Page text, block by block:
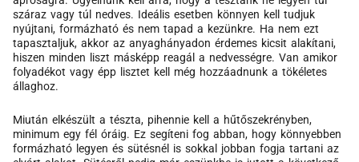
száraz vagy túl nedves. Ideális esetben könnyen kell tudjuk
nyújtani, formázható és nem tapad a kezünkre. Ha nem ezt
tapasztaljuk, akkor az anyaghányadon érdemes kicsit alakítani,
hiszen minden liszt másképp reagál a nedvességre. Van amikor
folyadékot vagy épp lisztet kell még hozzáadnunk a tökéletes
állaghoz.
Miután elkészült a tészta, pihennie kell a hűtőszekrényben,
minimum egy fél óráig. Ez segíteni fog abban, hogy könnyebben
formázható legyen és sütésnél is sokkal jobban fogja tartani az